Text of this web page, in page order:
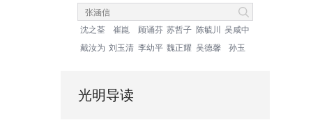
沈之荃 崔崑 顾诵芬 苏哲子 陈毓川
吴咸中
戴汝为 刘玉清 李幼平 魏正耀 吴德馨 孙玉
光明导读